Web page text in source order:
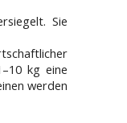
Sie
kg eine
werden